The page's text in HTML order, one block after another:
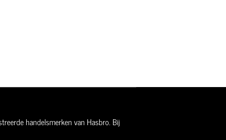
handelsmerken van Hasbro. Bij